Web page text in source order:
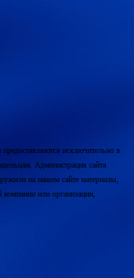
исключительно в
Администрация сайта
на нашем сайте материалы,
или организации,